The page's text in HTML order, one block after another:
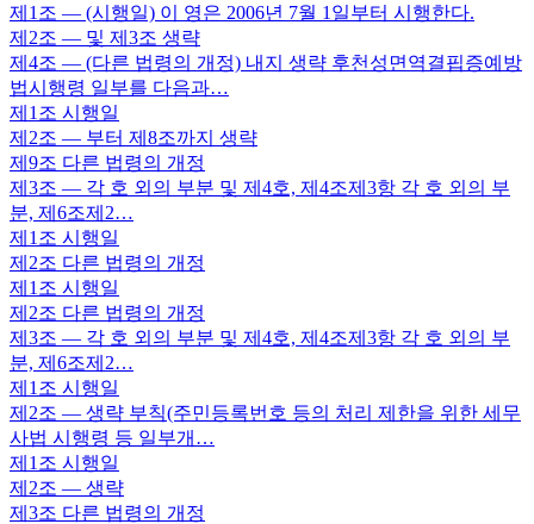
제1조 — (시행일) 이 영은 2006년 7월 1일부터 시행한다.
제2조 — 및 제3조 생략
제4조 — (다른 법령의 개정) 내지 생략 후천성면역결핍증예방
법시행령 일부를 다음과…
제1조 시행일
제2조 — 부터 제8조까지 생략
제9조 다른 법령의 개정
제3조 — 각 호 외의 부분 및 제4호, 제4조제3항 각 호 외의 부
분, 제6조제2…
제1조 시행일
제2조 다른 법령의 개정
제1조 시행일
제2조 다른 법령의 개정
제3조 — 각 호 외의 부분 및 제4호, 제4조제3항 각 호 외의 부
분, 제6조제2…
제1조 시행일
제2조 — 생략 부칙(주민등록번호 등의 처리 제한을 위한 세무
사법 시행령 등 일부개…
제1조 시행일
제2조 — 생략
제3조 다른 법령의 개정